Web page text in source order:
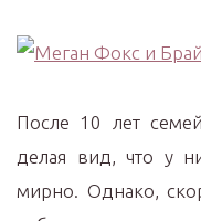
После 10 лет
делая вид, что у
мирно. Однако,